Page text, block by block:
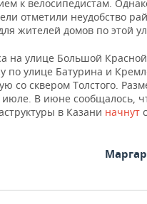
БИЗНЕСА
ТОРГОВЛЯ
ТЕХНОЛОГИЙ
МЕРОПРИЯТИЙ
РЕДАКЦИЯ
СПОРТА
к велосипедистам.
отметили неудобство
жителей домов по этой
на улице Большой
по улице Батурина и
со сквером Толстого.
июле. В июне сообщалось,
в Казани начнут